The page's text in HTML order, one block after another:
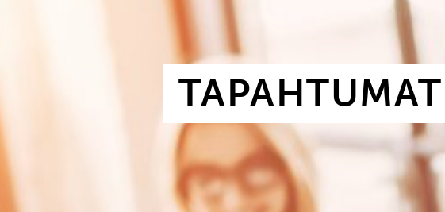
TAPAHTUMAT